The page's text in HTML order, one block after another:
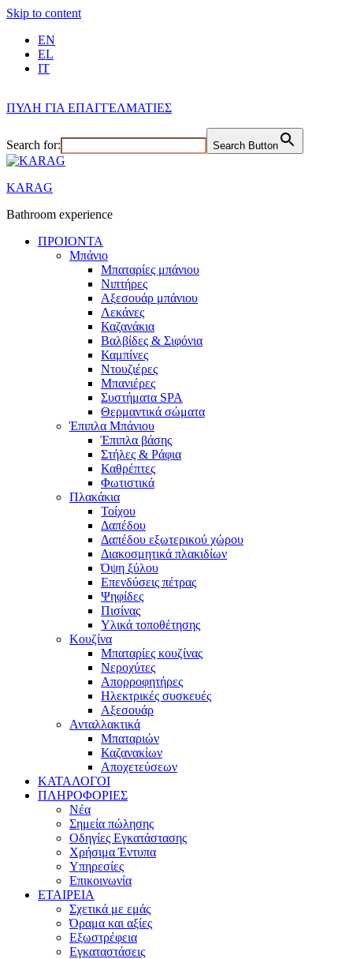
Skip to content
EN
EL
IT
ΠΥΛΗ ΓΙΑ ΕΠΑΓΓΕΛΜΑΤΙΕΣ
Search for: Search Button
KARAG
Bathroom experience
ΠΡΟΙΟΝΤΑ
Μπάνιο
Μπαταρίες μπάνιου
Νιπτήρες
Αξεσουάρ μπάνιου
Λεκάνες
Καζανάκια
Βαλβίδες & Σιφόνια
Καμπίνες
Ντουζιέρες
Μπανιέρες
Συστήματα SPA
Θερμαντικά σώματα
Έπιπλα Μπάνιου
Έπιπλα βάσης
Στήλες & Ράφια
Καθρέπτες
Φωτιστικά
Πλακάκια
Τοίχου
Δαπέδου
Δαπέδου εξωτερικού χώρου
Διακοσμητικά πλακιδίων
Όψη ξύλου
Επενδύσεις πέτρας
Ψηφίδες
Πισίνας
Υλικά τοποθέτησης
Κουζίνα
Μπαταρίες κουζίνας
Νεροχύτες
Απορροφητήρες
Ηλεκτρικές συσκευές
Αξεσουάρ
Ανταλλακτικά
Μπαταριών
Καζανακίων
Αποχετεύσεων
ΚΑΤΑΛΟΓΟΙ
ΠΛΗΡΟΦΟΡΙΕΣ
Νέα
Σημεία πώλησης
Οδηγίες Εγκατάστασης
Χρήσιμα Έντυπα
Υπηρεσίες
Επικοινωνία
ΕΤΑΙΡΕΙΑ
Σχετικά με εμάς
Όραμα και αξίες
Εξωστρέφεια
Εγκαταστάσεις